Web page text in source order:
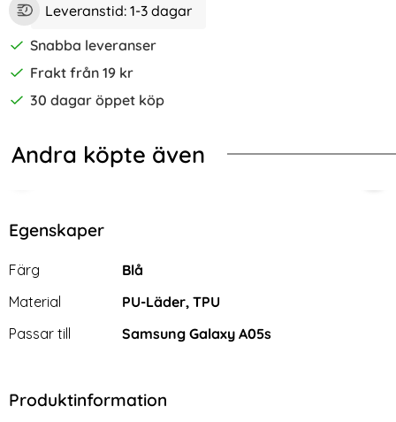
Leveranstid: 1-3 dagar
Snabba leveranser
Frakt från 19 kr
30 dagar öppet köp
Andra köpte även
Brun
Galaxy A05s 4G Magic Shield TPU Vit
Egenskaper
Egenskaper/attribut för denna produkt
Attribut
Färg
Blå
Material
PU-Läder, TPU
Passar till
Samsung Galaxy A05s
Produktinformation